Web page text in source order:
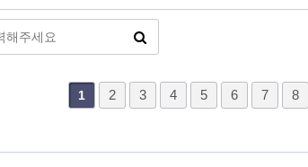
1 2 3 4 5 6 7 8